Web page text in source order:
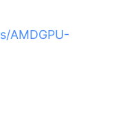
AMDGPU-